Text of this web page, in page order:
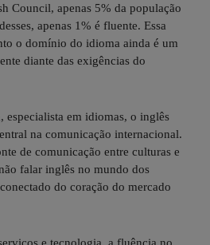
Council, apenas 5% da população
apenas 1% é fluente. Essa
o domínio do idioma ainda é um
diante das exigências do
especialista em idiomas, o inglês
na comunicação internacional.
de comunicação entre culturas e
falar inglês no mundo dos
do coração do mercado
e tecnologia, a fluência no